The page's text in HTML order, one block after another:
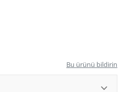
Bu ürünü bildirin